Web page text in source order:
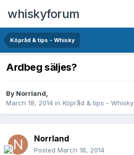
whiskyforum
Köpråd & tips - Whisky
Ardbeg säljes?
By Norrland,
March 18, 2014 in Köpråd & tips - Whisky
Norrland
Posted March 18, 2014